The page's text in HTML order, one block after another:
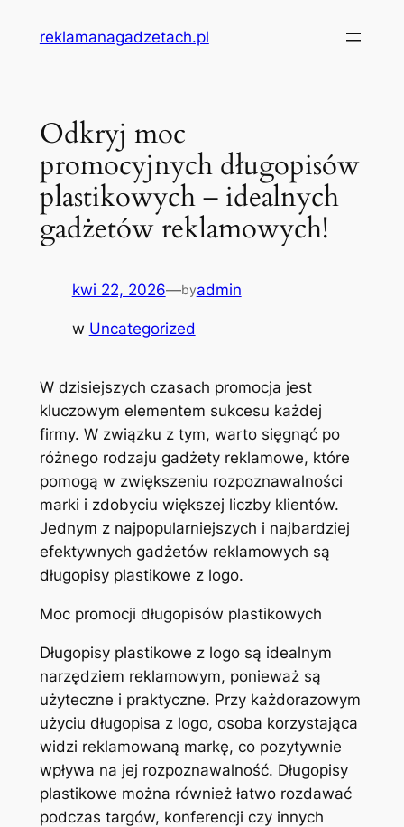
reklamanagadzetach.pl
Odkryj moc
promocyjnych długopisów
plastikowych – idealnych
gadżetów reklamowych!
kwi 22, 2026—byadmin
w Uncategorized
W dzisiejszych czasach promocja jest
kluczowym elementem sukcesu każdej
firmy. W związku z tym, warto sięgnąć po
różnego rodzaju gadżety reklamowe, które
pomogą w zwiększeniu rozpoznawalności
marki i zdobyciu większej liczby klientów.
Jednym z najpopularniejszych i najbardziej
efektywnych gadżetów reklamowych są
długopisy plastikowe z logo.
Moc promocji długopisów plastikowych
Długopisy plastikowe z logo są idealnym
narzędziem reklamowym, ponieważ są
użyteczne i praktyczne. Przy każdorazowym
użyciu długopisa z logo, osoba korzystająca
widzi reklamowaną markę, co pozytywnie
wpływa na jej rozpoznawalność. Długopisy
plastikowe można również łatwo rozdawać
podczas targów, konferencji czy innych